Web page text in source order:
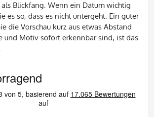
Blickfang. Wenn ein Datum wichtig
es so, dass es nicht untergeht. Ein guter
die Vorschau kurz aus etwas Abstand
und Motiv sofort erkennbar sind, ist das